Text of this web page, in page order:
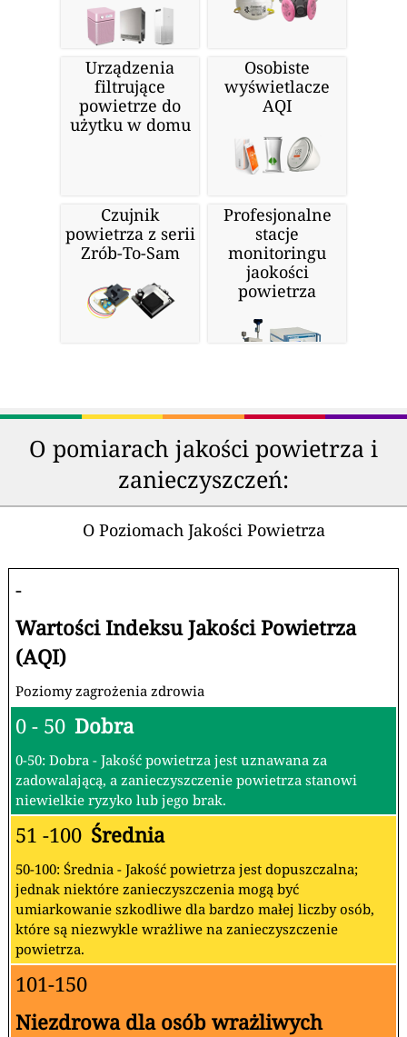
Urządzenia
filtrujące
powietrze do
użytku w domu
Osobiste
wyświetlacze
AQI
Czujnik
powietrza z serii
Zrób-To-Sam
Profesjonalne
stacje
monitoringu
jaokości
powietrza
O pomiarach jakości powietrza i
zanieczyszczeń:
O Poziomach Jakości Powietrza
-
Wartości Indeksu Jakości Powietrza
(AQI)
Poziomy zagrożenia zdrowia
0 - 50 Dobra
0-50: Dobra - Jakość powietrza jest uznawana za
zadowalającą, a zanieczyszczenie powietrza stanowi
niewielkie ryzyko lub jego brak.
51 -100 Średnia
50-100: Średnia - Jakość powietrza jest dopuszczalna;
jednak niektóre zanieczyszczenia mogą być
umiarkowanie szkodliwe dla bardzo małej liczby osób,
które są niezwykle wrażliwe na zanieczyszczenie
powietrza.
101-150
Niezdrowa dla osób wrażliwych